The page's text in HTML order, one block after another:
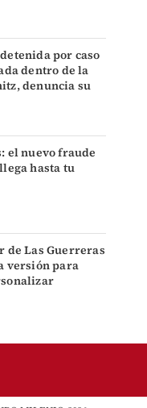
por caso
dentro de la
denuncia su
el nuevo fraude
hasta tu
de Las Guerreras
versión para